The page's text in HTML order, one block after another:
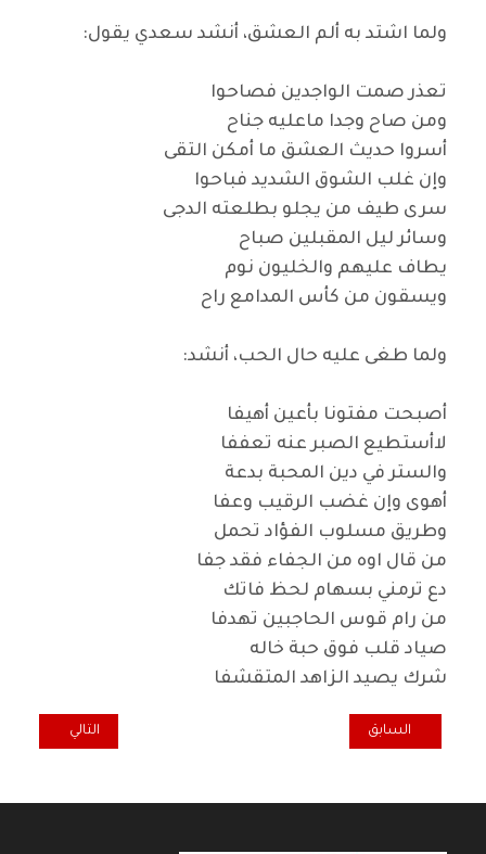
ولما اشتد به ألم العشق، أنشد سعدي يقول:
تعذر صمت الواجدين فصاحوا
ومن صاح وجدا ماعليه جناح
أسروا حديث العشق ما أمكن التقى
وإن غلب الشوق الشديد فباحوا
سرى طيف من يجلو بطلعته الدجى
وسائر ليل المقبلين صباح
يطاف عليهم والخليون نوم
ويسقون من كأس المدامع راح
ولما طغى عليه حال الحب، أنشد:
أصبحت مفتونا بأعين أهيفا
لاأستطيع الصبر عنه تعففا
والستر في دين المحبة بدعة
أهوى وإن غضب الرقيب وعفا
وطريق مسلوب الفؤاد تحمل
من قال اوه من الجفاء فقد جفا
دع ترمني بسهام لحظ فاتك
من رام قوس الحاجبين تهدفا
صياد قلب فوق حبة خاله
شرك يصيد الزاهد المتقشفا
المقال السابق: رواية " المطلقة " لجميل السلحوت: احتفاء بالرواية أم
السابق المقال التالي:
التالي